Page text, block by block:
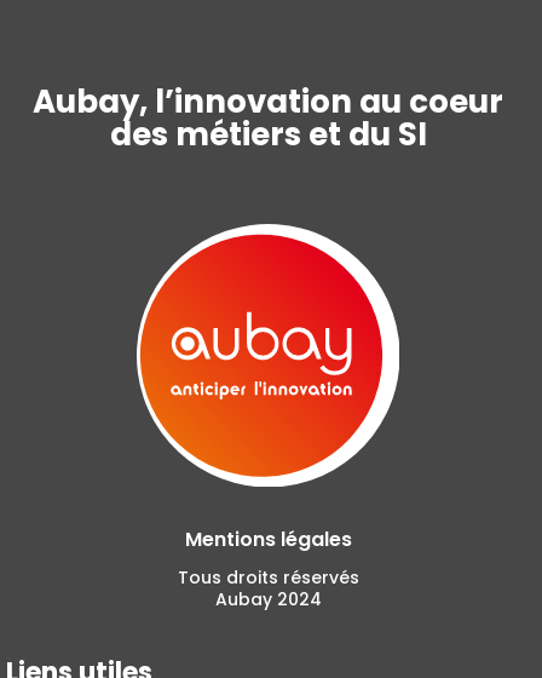
Aubay, l’innovation au coeur
des métiers et du SI
Mentions légales
Tous droits réservés
Aubay 2024